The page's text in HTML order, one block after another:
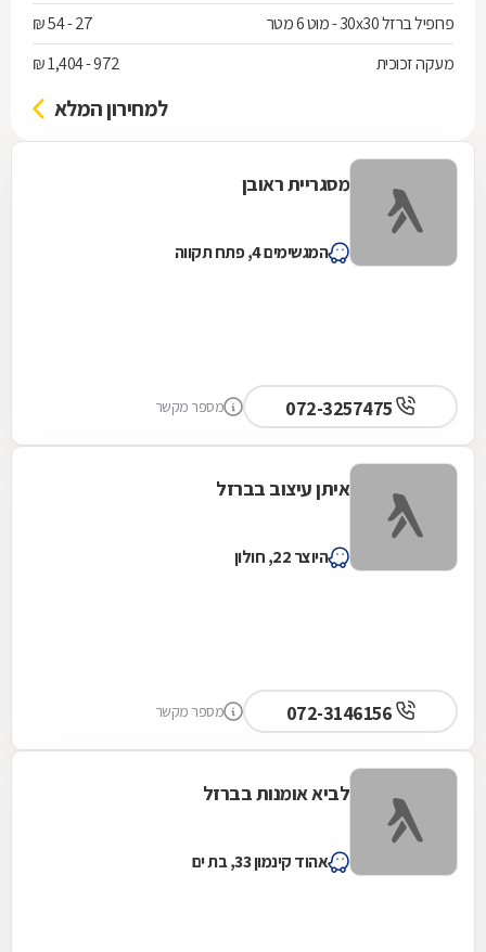
פרופיל ברזל 30x30 - מוט 6 מטר
27 - 54 ₪
מעקה זכוכית
972 - 1,404 ₪
למחירון המלא
מסגריית ראובן
המגשימים 4, פתח תקווה
מספר מקשר
איתן עיצוב בברזל
היוצר 22, חולון
מספר מקשר
לביא אומנות בברזל
אהוד קינמון 33, בת ים